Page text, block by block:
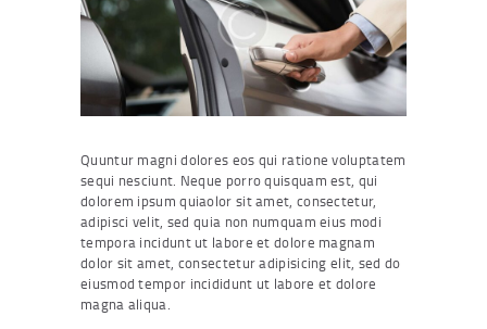
Quuntur magni dolores eos qui ratione voluptatem
sequi nesciunt. Neque porro quisquam est, qui
dolorem ipsum quiaolor sit amet, consectetur,
adipisci velit, sed quia non numquam eius modi
tempora incidunt ut labore et dolore magnam
dolor sit amet, consectetur adipisicing elit, sed do
eiusmod tempor incididunt ut labore et dolore
magna aliqua.